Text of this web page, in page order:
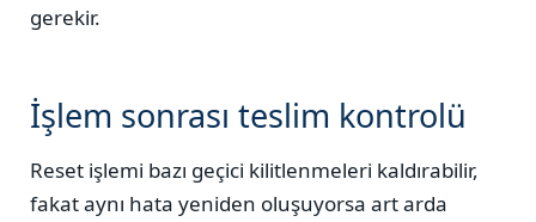
gerekir.
İşlem sonrası teslim kontrolü
Reset işlemi bazı geçici kilitlenmeleri kaldırabilir,
fakat aynı hata yeniden oluşuyorsa art arda